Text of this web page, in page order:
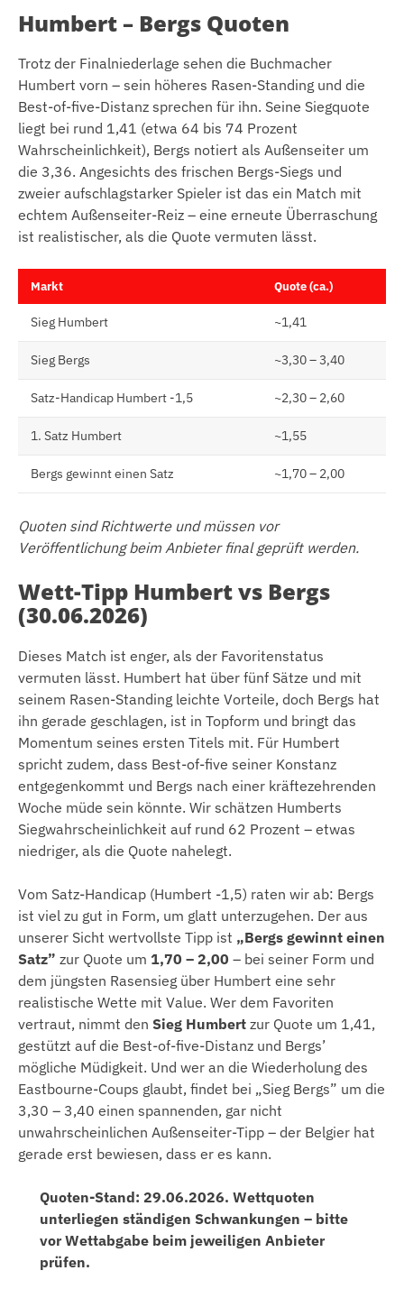
Humbert – Bergs Quoten
Trotz der Finalniederlage sehen die Buchmacher
Humbert vorn – sein höheres Rasen-Standing und die
Best-of-five-Distanz sprechen für ihn. Seine Siegquote
liegt bei rund 1,41 (etwa 64 bis 74 Prozent
Wahrscheinlichkeit), Bergs notiert als Außenseiter um
die 3,36. Angesichts des frischen Bergs-Siegs und
zweier aufschlagstarker Spieler ist das ein Match mit
echtem Außenseiter-Reiz – eine erneute Überraschung
ist realistischer, als die Quote vermuten lässt.
Markt Quote (ca.)
Sieg Humbert ~1,41
Sieg Bergs ~3,30 – 3,40
Satz-Handicap Humbert -1,5 ~2,30 – 2,60
1. Satz Humbert ~1,55
Bergs gewinnt einen Satz ~1,70 – 2,00
Quoten sind Richtwerte und müssen vor
Veröffentlichung beim Anbieter final geprüft werden.
Wett-Tipp Humbert vs Bergs
(30.06.2026)
Dieses Match ist enger, als der Favoritenstatus
vermuten lässt. Humbert hat über fünf Sätze und mit
seinem Rasen-Standing leichte Vorteile, doch Bergs hat
ihn gerade geschlagen, ist in Topform und bringt das
Momentum seines ersten Titels mit. Für Humbert
spricht zudem, dass Best-of-five seiner Konstanz
entgegenkommt und Bergs nach einer kräftezehrenden
Woche müde sein könnte. Wir schätzen Humberts
Siegwahrscheinlichkeit auf rund 62 Prozent – etwas
niedriger, als die Quote nahelegt.
Vom Satz-Handicap (Humbert -1,5) raten wir ab: Bergs
ist viel zu gut in Form, um glatt unterzugehen. Der aus
unserer Sicht wertvollste Tipp ist „Bergs gewinnt einen
Satz” zur Quote um 1,70 – 2,00 – bei seiner Form und
dem jüngsten Rasensieg über Humbert eine sehr
realistische Wette mit Value. Wer dem Favoriten
vertraut, nimmt den Sieg Humbert zur Quote um 1,41,
gestützt auf die Best-of-five-Distanz und Bergs’
mögliche Müdigkeit. Und wer an die Wiederholung des
Eastbourne-Coups glaubt, findet bei „Sieg Bergs” um die
3,30 – 3,40 einen spannenden, gar nicht
unwahrscheinlichen Außenseiter-Tipp – der Belgier hat
gerade erst bewiesen, dass er es kann.
Quoten-Stand: 29.06.2026. Wettquoten
unterliegen ständigen Schwankungen – bitte
vor Wettabgabe beim jeweiligen Anbieter
prüfen.